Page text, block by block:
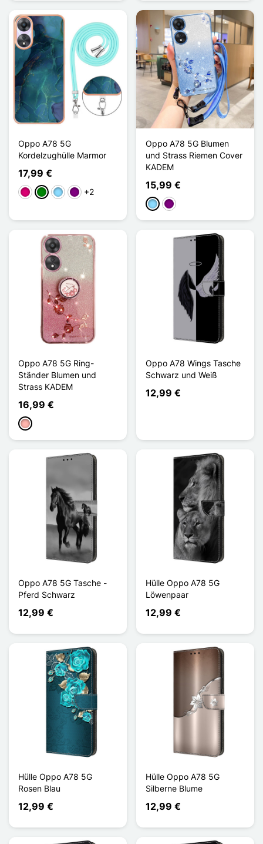
Oppo A78 5G
Kordelzughülle Marmor
17,99 €
Magenta
GrünHellblauViolett
+2
Oppo A78 5G Blumen
und Strass Riemen Cover
KADEM
15,99 €
Hellblau
Violett
Oppo A78 5G Ring-
Ständer Blumen und
Strass KADEM
16,99 €
Roségold
Oppo A78 Wings Tasche
Schwarz und Weiß
12,99 €
Oppo A78 5G Tasche -
Pferd Schwarz
12,99 €
Hülle Oppo A78 5G
Löwenpaar
12,99 €
Hülle Oppo A78 5G
Rosen Blau
12,99 €
Hülle Oppo A78 5G
Silberne Blume
12,99 €